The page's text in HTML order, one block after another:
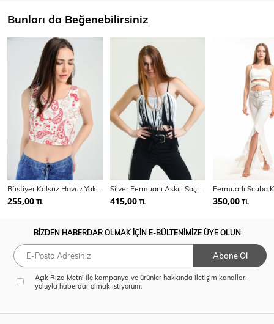
Bunları da Beğenebilirsiniz
255,00 TL 415,00 TL 350,00 TL
BİZDEN HABERDAR OLMAK İÇİN E-BÜLTENİMİZE ÜYE OLUN
Abone Ol
Açık Rıza Metni ile kampanya ve ürünler hakkında iletişim kanalları
yoluyla haberdar olmak istiyorum.